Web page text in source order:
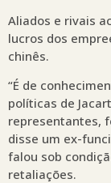
Aliados e rivais
lucros dos
chinês.
“É de
políticas de
representantes,
disse um ex-
falou sob
retaliações.